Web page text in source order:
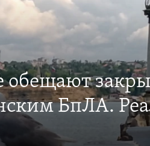
обещают
БпЛА.